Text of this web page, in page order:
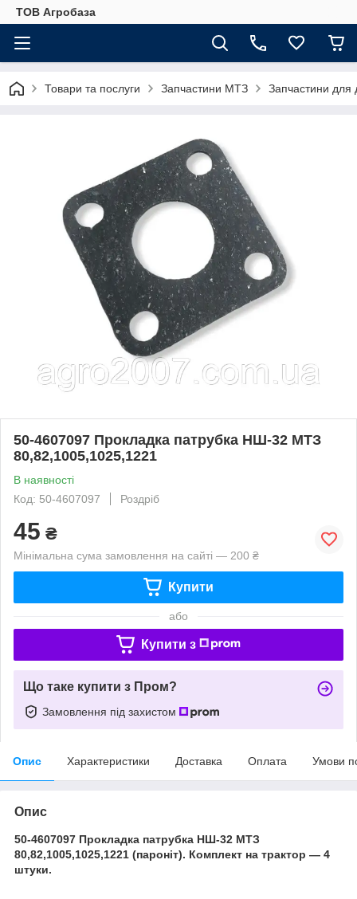
ТОВ Агробаза
Товари та послуги Запчастини МТЗ Запчастини для
50-4607097 Прокладка патрубка НШ-32 МТЗ
80,82,1005,1025,1221
В наявності
Код: 50-4607097
Роздріб
45 ₴
Мінімальна сума замовлення на сайті — 200 ₴
Купити
або
Купити з
Що таке купити з Пром?
Замовлення під захистом
Опис Характеристики Доставка Оплата Умови
Опис
50-4607097 Прокладка патрубка НШ-32 МТЗ
80,82,1005,1025,1221 (пароніт). Комплект на трактор — 4
штуки.